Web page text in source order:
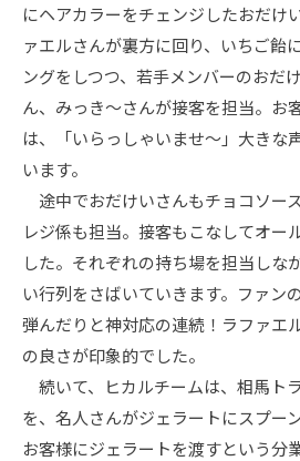
にヘアカラーをチェンジしたおだけ
ァエルさんが裏方に回り、いちご飴
ングをしつつ、若手メンバーのおだ
ん、みっき〜さんが接客を担当。お
は、「いらっしゃいませ〜」大きな
います。
途中でおだけいさんもチョコソー
レジ係も担当。接客もこなしてオー
した。それぞれの持ち場を担当しな
い行列をさばいていきます。ファン
弾んだりと神対応の連続！ラファエ
の良さが印象的でした。
続いて、ヒカルチームは、相馬ト
を、名人さんがジェラートにスプー
お客様にジェラートを渡すという分